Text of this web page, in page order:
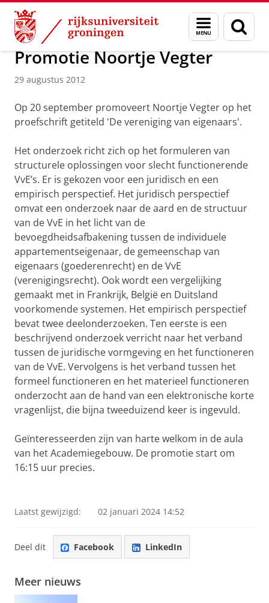
Skip
Content
Skip
Navigation
Menu
en
zoeken
Over ons Actueel Nieuws Nieuwsberichten
Promotie Noortje Vegter
29 augustus 2012
Op 20 september promoveert Noortje Vegter op het
proefschrift getiteld 'De vereniging van eigenaars'.
Het onderzoek richt zich op het formuleren van
structurele oplossingen voor slecht functionerende
VvE’s. Er is gekozen voor een juridisch en een
empirisch perspectief. Het juridisch perspectief
omvat een onderzoek naar de aard en de structuur
van de VvE in het licht van de
bevoegdheidsafbakening tussen de individuele
appartementseigenaar, de gemeenschap van
eigenaars (goederenrecht) en de VvE
(verenigingsrecht). Ook wordt een vergelijking
gemaakt met in Frankrijk, België en Duitsland
voorkomende systemen. Het empirisch perspectief
bevat twee deelonderzoeken. Ten eerste is een
beschrijvend onderzoek verricht naar het verband
tussen de juridische vormgeving en het functioneren
van de VvE. Vervolgens is het verband tussen het
formeel functioneren en het materieel functioneren
onderzocht aan de hand van een elektronische korte
vragenlijst, die bijna tweeduizend keer is ingevuld.
Geïnteresseerden zijn van harte welkom in de aula
van het Academiegebouw. De promotie start om
16:15 uur precies.
Laatst gewijzigd: 02 januari 2024 14:52
Deel dit Facebook LinkedIn
Meer nieuws